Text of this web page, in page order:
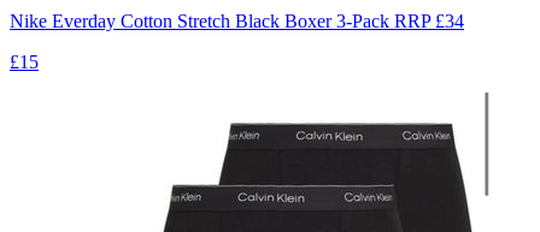
Nike Everday Cotton Stretch Black Boxer 3-Pack RRP £34
£15